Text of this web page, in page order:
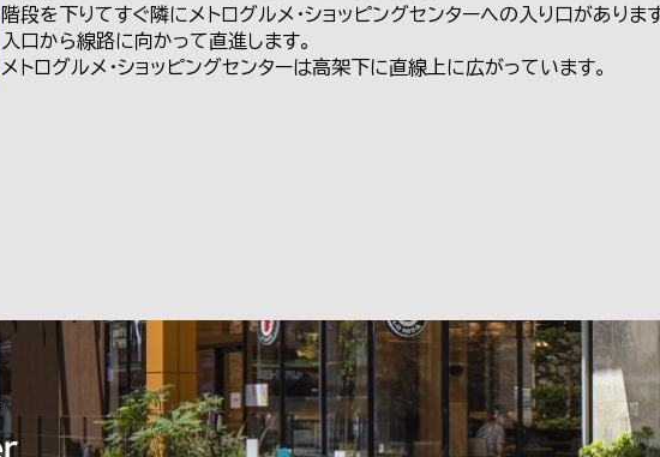
階段を下りてすぐ隣にメトログルメ・ショッピングセンターへの入り口がありま
入口から線路に向かって直進します。
メトログルメ・ショッピングセンターは高架下に直線上に広がっています。